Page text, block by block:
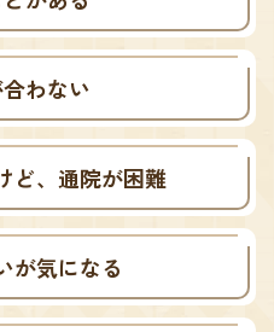
わない
ど、通院が困難
が気になる